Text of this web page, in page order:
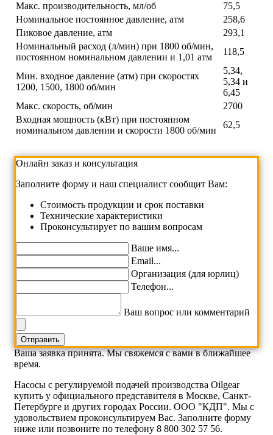
Макс. производительность, мл/об
75,5
Номинальное постоянное давление, атм
258,6
Пиковое давление, атм
293,1
Номинальный расход (л/мин) при 1800 об/мин,
постоянном номинальном давлении и 1,01 атм
118,5
Мин. входное давление (атм) при скоростях
1200, 1500, 1800 об/мин
5,34,
5,34 и
6,45
Макс. скорость, об/мин
2700
Входная мощность (кВт) при постоянном
номинальном давлении и скорости 1800 об/мин
62,5
Онлайн заказ и консультация
Заполните форму и наш специалист сообщит Вам:
Cтоимость продукции и срок поставки
Технические характеристики
Проконсультирует по вашим вопросам
Ваше имя...
Email...
Организация (для юрлиц)
Телефон...
Ваш вопрос или комментарий
Ваша заявка принята. Мы свяжемся с вами в ближайшее
время.
Насосы с регулируемой подачей производства Oilgear
купить у официального представителя в Москве, Санкт-
Петербурге и других городах России. ООО "КДП". Мы с
удовольствием проконсультируем Вас. Заполните форму
ниже или позвоните по телефону 8 800 302 57 56.